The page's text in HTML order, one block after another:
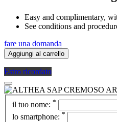
Easy and complimentary,
See conditions and
fare una domanda
Aggiungi al carrello
Estro ricordato
il tuo nome: *
lo smartphone: *